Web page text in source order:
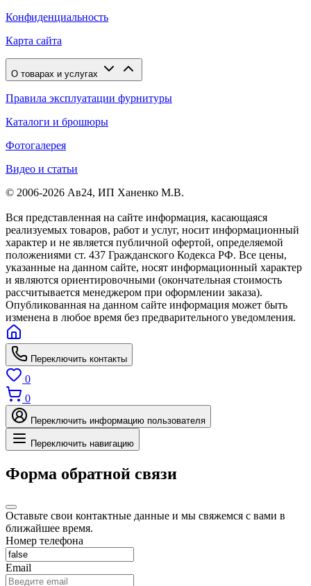
Конфиденциальность
Карта сайта
О товарах и услугах
Правила эксплуатации фурнитуры
Каталоги и брошюры
Фотогалерея
Видео и статьи
© 2006-2026 Ав24, ИП Ханенко М.В.
Вся представленная на сайте информация, касающаяся
реализуемых товаров, работ и услуг, носит информационный
характер и не является публичной офертой, определяемой
положениями ст. 437 Гражданского Кодекса РФ. Все цены,
указанные на данном сайте, носят информационный характер
и являются ориентировочными (окончательная стоимость
рассчитывается менеджером при оформлении заказа).
Опубликованная на данном сайте информация может быть
изменена в любое время без предварительного уведомления.
Переключить контакты
0
0
Переключить информацию пользователя
Переключить навигацию
Форма обратной связи
Оставьте свои контактные данные и мы свяжемся с вами в
ближайшее время.
Номер телефона
Email